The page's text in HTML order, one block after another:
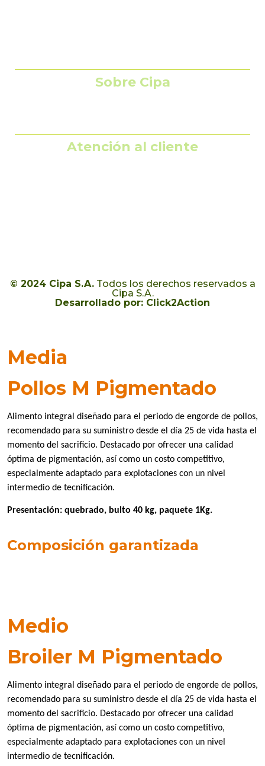
Sobre Cipa
Atención al cliente
© 2024 Cipa S.A.Todos los derechos reservados a
Cipa S.A.
Desarrollado por: Click2Action
Media
Pollos M Pigmentado
Alimento integral diseñado para el periodo de engorde de pollos,
recomendado para su suministro desde el día 25 de vida hasta el
momento del sacrificio. Destacado por ofrecer una calidad
óptima de pigmentación, así como un costo competitivo,
especialmente adaptado para explotaciones con un nivel
intermedio de tecnificación.
Presentación: quebrado, bulto 40 kg, paquete 1Kg.
Composición garantizada
Medio
Broiler M Pigmentado
Alimento integral diseñado para el periodo de engorde de pollos,
recomendado para su suministro desde el día 25 de vida hasta el
momento del sacrificio. Destacado por ofrecer una calidad
óptima de pigmentación, así como un costo competitivo,
especialmente adaptado para explotaciones con un nivel
intermedio de tecnificación.